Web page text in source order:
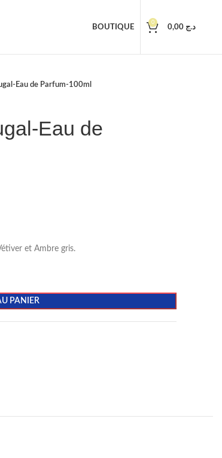
BOUTIQUE
0
د.ج
Eau de Parfum-100ml
Eau de
et Ambre gris.
PANIER